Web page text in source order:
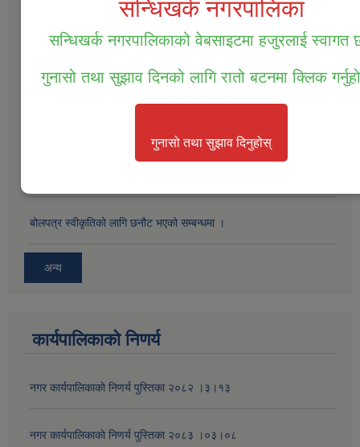
सम्पत्ति तथा जिन्सी मालसामान लिलाम विक्रिको दोस्रो पटक प्रकाशित सूचना ।
बोलपत्र स्वीकृतिको लागि छनौट भएको सम्बन्धमा ।
अन्य
कार्यपालिकाकाे निणर्य
नगर कार्यपालिकाकाे निणर्य पुस्तिका २०८२ ।३।१३
नगर कार्यपालिकाकाे निणर्य पुस्तिका २०८३ ।०३।०८
सन्धिखर्क नगरपालिका
सन्धिखर्क नगरपालिकाको वेबसाइटमा हजुरलाई स्वागत
गुनासो तथा सुझाव दिनको लागि रातो बटनमा क्लिक
गुनासो तथा सुझाव दिनुहोस्